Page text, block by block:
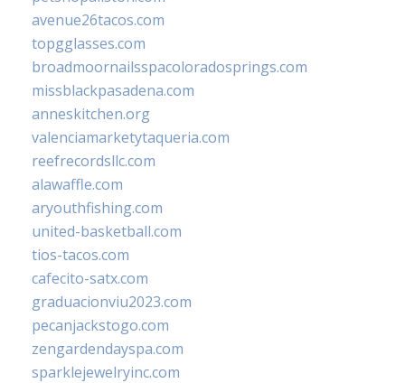
avenue26tacos.com
topgglasses.com
broadmoornailsspacoloradosprings.com
missblackpasadena.com
anneskitchen.org
valenciamarketytaqueria.com
reefrecordsllc.com
alawaffle.com
aryouthfishing.com
united-basketball.com
tios-tacos.com
cafecito-satx.com
graduacionviu2023.com
pecanjackstogo.com
zengardendayspa.com
sparklejewelryinc.com